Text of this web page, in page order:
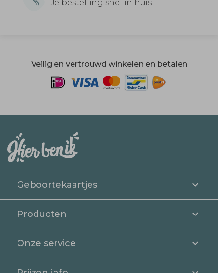
Je bestelling snel in huis
Veilig en vertrouwd winkelen en betalen
Geboortekaartjes
Producten
Onze service